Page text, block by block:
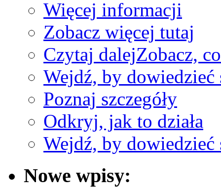
Więcej informacji
Zobacz więcej tutaj
Czytaj dalejZobacz,
Wejdź, by dowiedzieć
Poznaj szczegóły
Odkryj, jak to działa
Wejdź, by dowiedzieć
Nowe wpisy: